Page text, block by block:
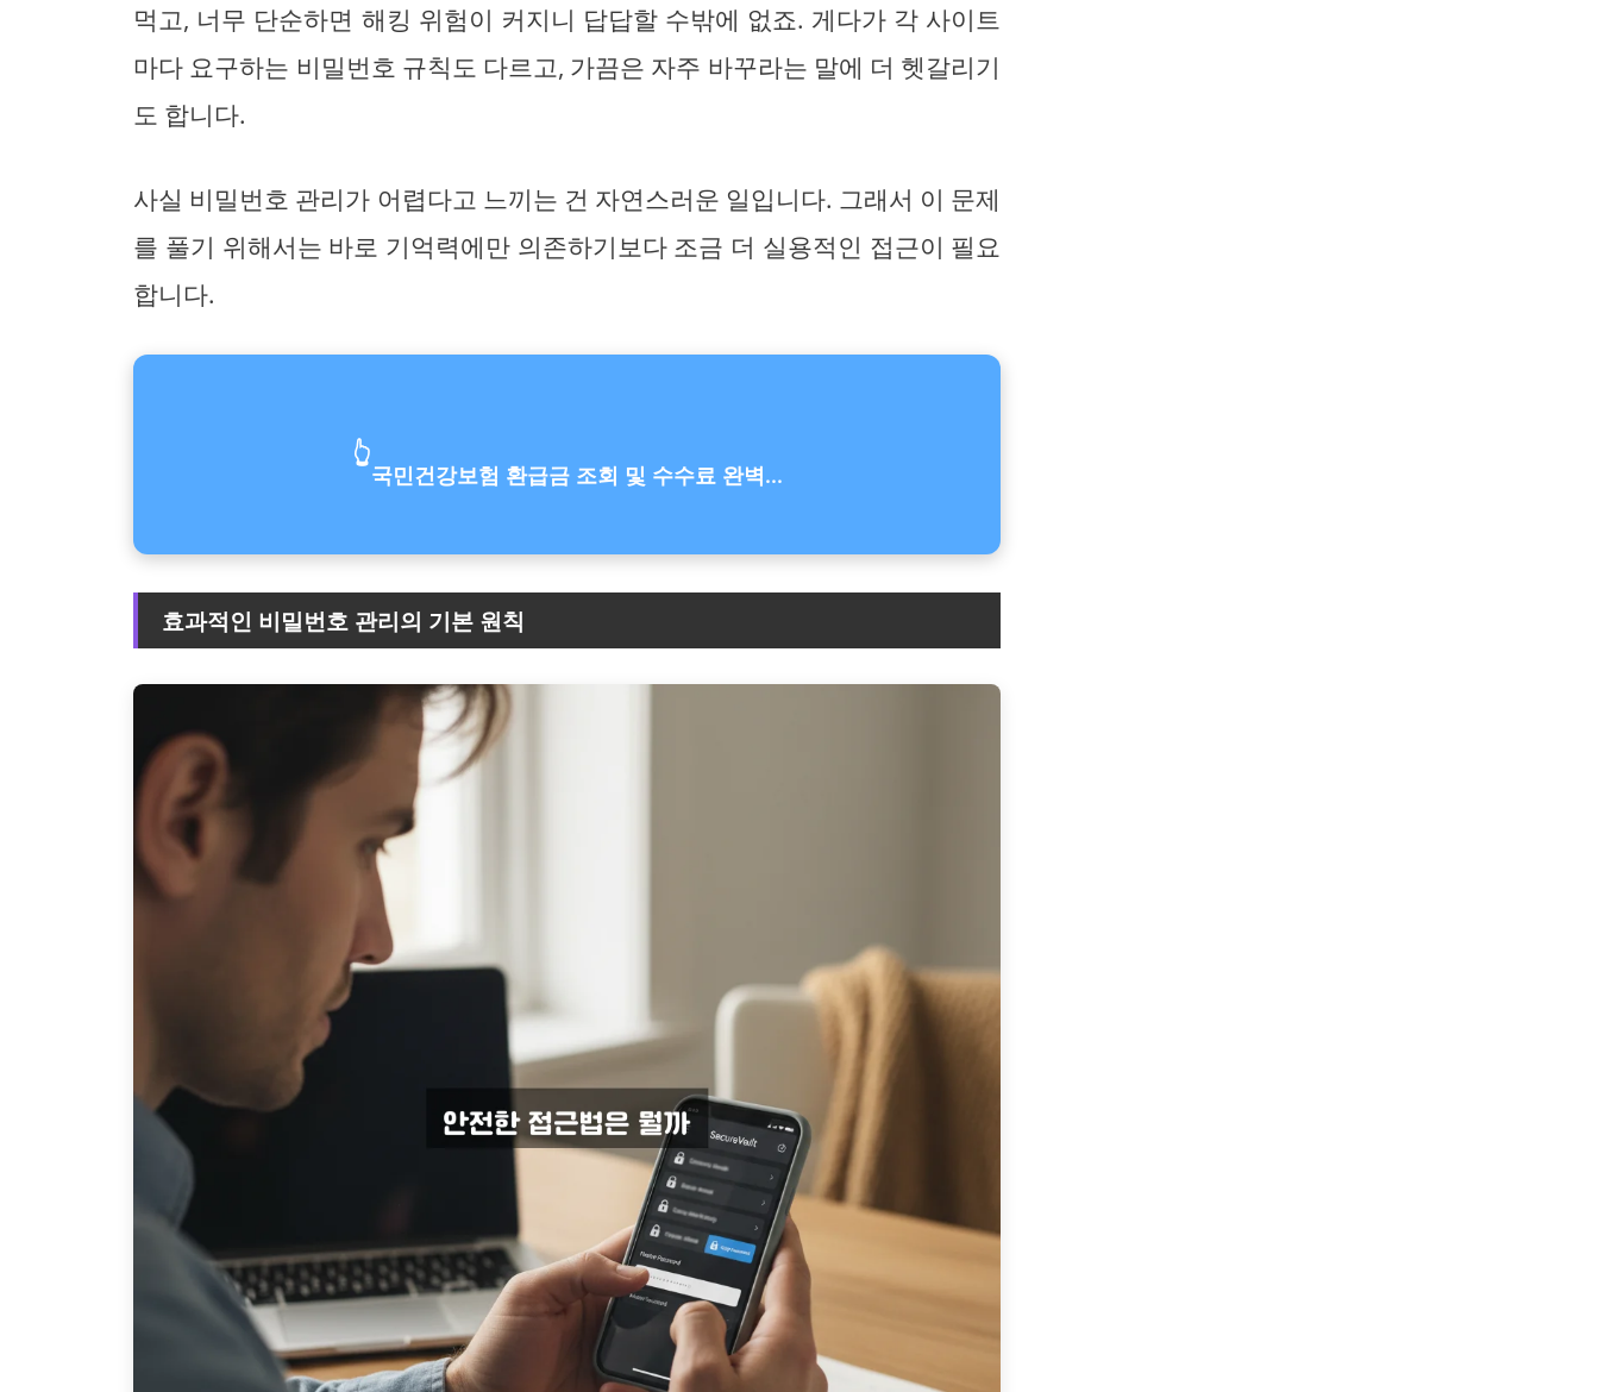
먹고, 너무 단순하면 해킹 위험이 커지니 답답할 수밖에 없죠. 게다가 각 사이트
마다 요구하는 비밀번호 규칙도 다르고, 가끔은 자주 바꾸라는 말에 더 헷갈리기
도 합니다.
사실 비밀번호 관리가 어렵다고 느끼는 건 자연스러운 일입니다. 그래서 이 문제
를 풀기 위해서는 바로 기억력에만 의존하기보다 조금 더 실용적인 접근이 필요
합니다.
👆
국민건강보험 환급금 조회 및 수수료 완벽...
효과적인 비밀번호 관리의 기본 원칙